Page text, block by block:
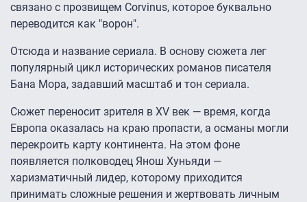
связано с прозвищем Corvinus, которое буквально
переводится как "ворон".
Отсюда и название сериала. В основу сюжета лег
популярный цикл исторических романов писателя
Бана Мора, задавший масштаб и тон сериала.
Сюжет переносит зрителя в XV век — время, когда
Европа оказалась на краю пропасти, а османы могли
перекроить карту континента. На этом фоне
появляется полководец Янош Хуньяди —
харизматичный лидер, которому приходится
принимать сложные решения и жертвовать личным